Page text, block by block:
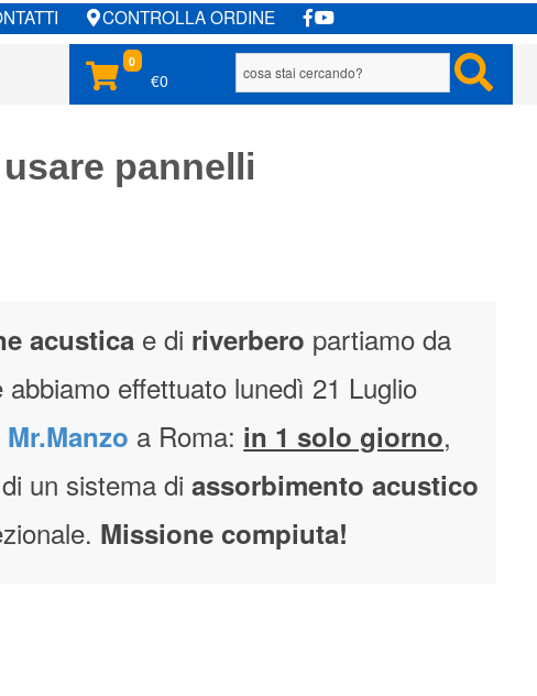
CONTROLLA ORDINE
0
€0
pannelli
acustica e di riverbero partiamo da
effettuato lunedì 21 Luglio
Mr.Manzo a Roma: in 1 solo giorno,
un sistema diassorbimento acustico
Missione compiuta!